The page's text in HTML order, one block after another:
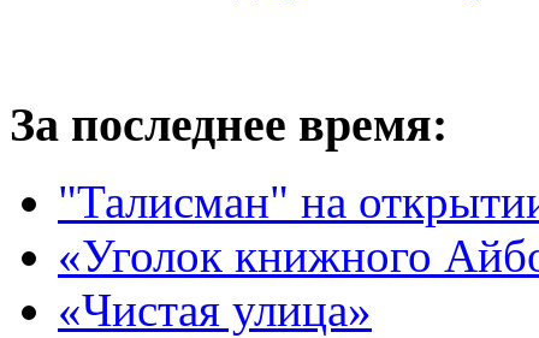
За последнее время:
"Талисман" на
«Уголок книжного
«Чистая улица»